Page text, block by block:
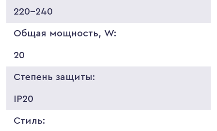
220-240
Общая мощность, W:
20
Степень защиты:
IP20
Стиль: